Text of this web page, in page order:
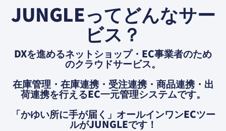
JUNGLEってどんなサー
ビス？
DXを進めるネットショップ・EC事業者のため
のクラウドサービス。
在庫管理・在庫連携・受注連携・商品連携・出
荷連携を⾏えるEC⼀元管理システムです。
「かゆい所に⼿が届く」オールインワンECツー
ルがJUNGLEです！